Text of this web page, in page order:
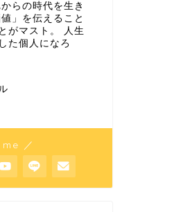
らの時代を生き
」を伝えること
がマスト。 人生
た個人になろ
／